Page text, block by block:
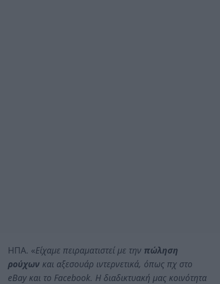
ΗΠΑ. «Είχαμε πειραματιστεί με την πώληση
ρούχων και αξεσουάρ ιντερνετικά, όπως πχ στο
eBay και το Facebook. Η διαδικτυακή μας κοινότητα